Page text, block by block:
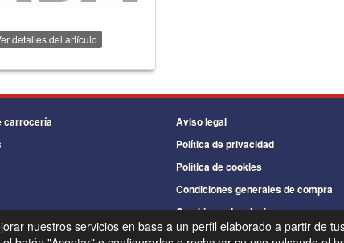
detalles del artículo
carrocería
Aviso legal
Política de privacidad
Política de cookies
Condiciones generales de compra
Cambios y devoluciones
Recambios Industriales Garmo - 2026 - Tienda online de recambios de Gira
nuestros servicios en base a un perfil elaborado a partir de